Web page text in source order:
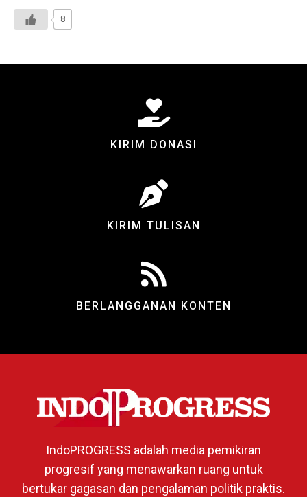
8
KIRIM DONASI
KIRIM TULISAN
BERLANGGANAN KONTEN
IndoPROGRESS adalah media pemikiran
progresif yang menawarkan ruang untuk
bertukar gagasan dan pengalaman politik praktis.